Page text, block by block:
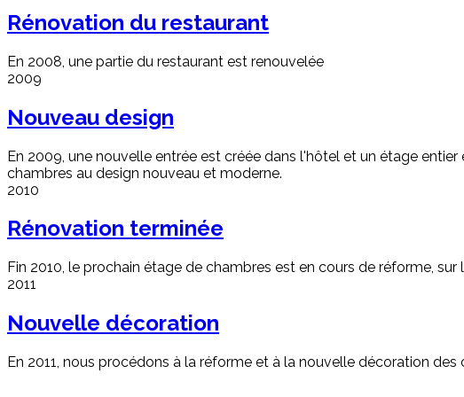
Rénovation du restaurant
En 2008, une partie du restaurant est renouvelée
2009
Nouveau design
En 2009, une nouvelle entrée est créée dans l'hôtel et un étage
chambres au design nouveau et moderne.
2010
Rénovation terminée
Fin 2010, le prochain étage de chambres est en cours de réforme,
2011
Nouvelle décoration
En 2011, nous procédons à la réforme et à la nouvelle décoration des